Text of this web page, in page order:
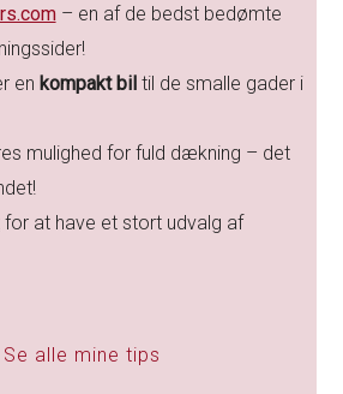
– en af de bedst bedømte
en kompakt biltil de smalle gader i
mulighed for fuld dækning – det
for at have et stort udvalg af
Se alle mine tips